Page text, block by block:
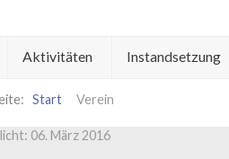
Aktivitäten Instandsetzung
Start Verein
06. März 2016